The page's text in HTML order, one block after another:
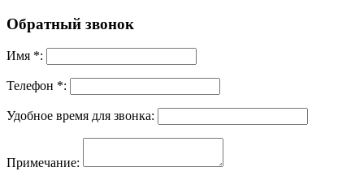
Обратный звонок
Имя *:
Телефон *:
Удобное время для звонка:
Примечание: